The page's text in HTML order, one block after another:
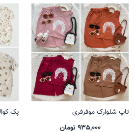
تاپ شلوارک موفرفری
935,000 تومان
پک